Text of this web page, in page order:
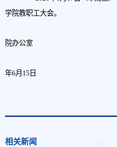
学院教职工大会。
院办公室
年6月15日
相关新闻